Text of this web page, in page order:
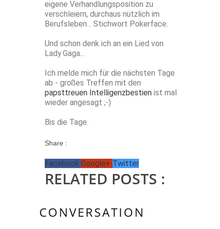
eigene Verhandlungsposition zu
verschleiern, durchaus nützlich im
Berufsleben... Stichwort Pokerface.
Und schon denk ich an ein Lied von
Lady Gaga...
Ich melde mich für die nächsten Tage
ab - großes Treffen mit den
papsttreuen Intelligenzbestien ist mal
wieder angesagt ;-)
Bis die Tage.
Share :
Facebook Google+ Twitter
RELATED POSTS :
CONVERSATION